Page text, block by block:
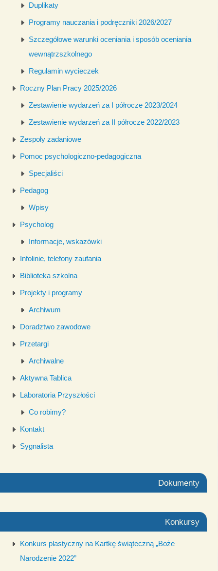
Duplikaty
Programy nauczania i podręczniki 2026/2027
Szczegółowe warunki oceniania i sposób oceniania
wewnątrzszkolnego
Regulamin wycieczek
Roczny Plan Pracy 2025/2026
Zestawienie wydarzeń za I półrocze 2023/2024
Zestawienie wydarzeń za II półrocze 2022/2023
Zespoły zadaniowe
Pomoc psychologiczno-pedagogiczna
Specjaliści
Pedagog
Wpisy
Psycholog
Informacje, wskazówki
Infolinie, telefony zaufania
Biblioteka szkolna
Projekty i programy
Archiwum
Doradztwo zawodowe
Przetargi
Archiwalne
Aktywna Tablica
Laboratoria Przyszłości
Co robimy?
Kontakt
Sygnalista
Dokumenty
Konkursy
Konkurs plastyczny na Kartkę świąteczną „Boże
Narodzenie 2022”